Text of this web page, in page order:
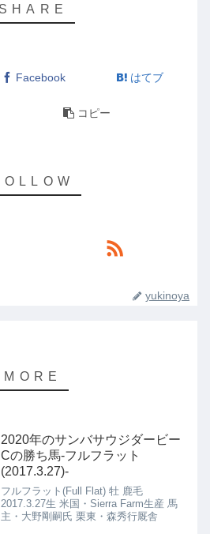
Facebook はてブ
コピー
yukinoya
2020年のサンバサウジダービー
Cの勝ち馬-フルフラット
(2017.3.27)-
フルフラット(Full Flat) 牡 鹿毛
2017.3.27生 米国・Sierra Farm生産 馬
主・大野剛嗣氏 栗東・森秀行厩舎